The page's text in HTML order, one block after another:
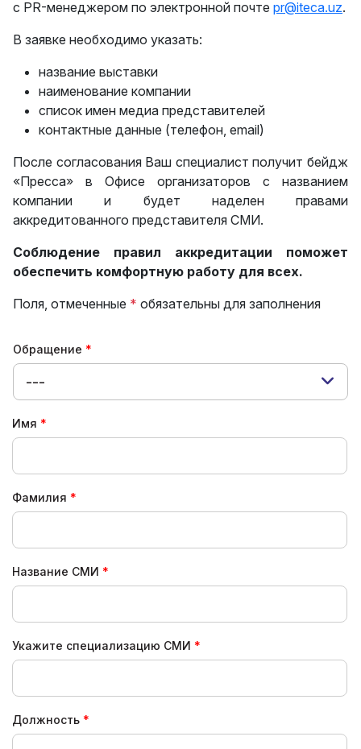
с PR-менеджером по электронной почте pr@iteca.uz.
В заявке необходимо указать:
название выставки
наименование компании
список имен медиа представителей
контактные данные (телефон, email)
После согласования Ваш специалист получит бейдж
«Пресса» в Офисе организаторов с названием
компании и будет наделен правами
аккредитованного представителя СМИ.
Соблюдение правил аккредитации поможет
обеспечить комфортную работу для всех.
Поля, отмеченные * обязательны для заполнения
Обращение
---
Имя
Фамилия
Название СМИ
Укажите специализацию СМИ
Должность